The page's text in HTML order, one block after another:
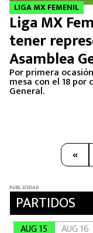
LIGA MX FEMENIL
Liga MX
tener
Asamblea
Por primera
mesa con el 18
General.
«